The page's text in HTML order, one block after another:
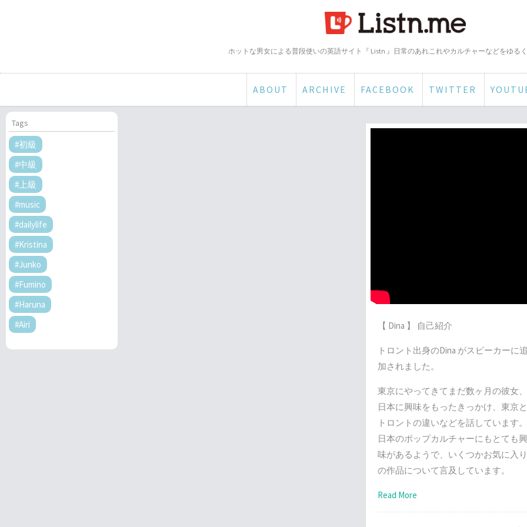
ホットな男女による普段使いの英語サイト『 Listn 』日常のあれこれやカルチャーなどをゆるく
ABOUT ARCHIVE FACEBOOK TWITTER
Tags
#初級
#中級
#上級
#music
#dailylife
#Kristina
#Junko
#Fumino
#Haruna
#Airi
【 Dina 】 自己紹介
トロント出身のDina がスピーカーに追
加されました。
東京にやってきてまだ数ヶ月の彼女、
日本に興味をもったきっかけ、東京と
トロントの違いなどを話しています。
日本のポップカルチャーにもとても興
味があるようで、いくつかお気に入り
の作品について言及しています。
Read More